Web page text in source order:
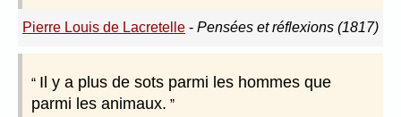
Pierre Louis de Lacretelle - Pensées et réflexions (1817)
Il y a plus de sots parmi les hommes que
parmi les animaux.